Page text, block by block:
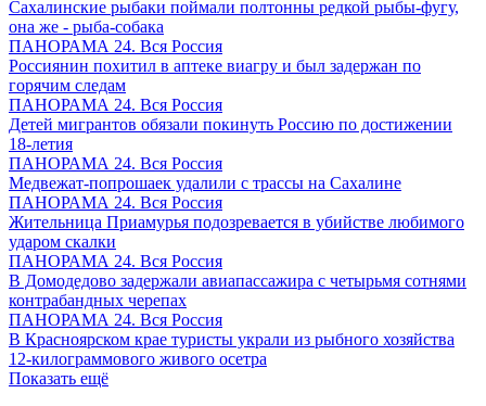
Сахалинские рыбаки поймали полтонны редкой рыбы-фугу,
она же - рыба-собака
ПАНОРАМА 24. Вся Россия
Россиянин похитил в аптеке виагру и был задержан по
горячим следам
ПАНОРАМА 24. Вся Россия
Детей мигрантов обязали покинуть Россию по достижении
18-летия
ПАНОРАМА 24. Вся Россия
Медвежат-попрошаек удалили с трассы на Сахалине
ПАНОРАМА 24. Вся Россия
Жительница Приамурья подозревается в убийстве любимого
ударом скалки
ПАНОРАМА 24. Вся Россия
В Домодедово задержали авиапассажира с четырьмя сотнями
контрабандных черепах
ПАНОРАМА 24. Вся Россия
В Красноярском крае туристы украли из рыбного хозяйства
12-килограммового живого осетра
Показать ещё